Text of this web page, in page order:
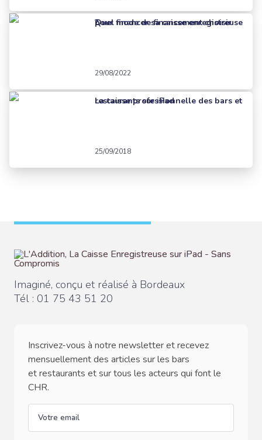
Quel mode de financement choisir pour financer sa caisse enregistreuse ?
29/08/2022
La caisse professionnelle des bars et restaurants sur iPad
25/09/2018
Imaginé, conçu et réalisé à Bordeaux
Tél : 01 75 43 51 20
Inscrivez-vous à notre newsletter et recevez
mensuellement des articles sur les bars
et restaurants et sur tous les acteurs qui font le
CHR.